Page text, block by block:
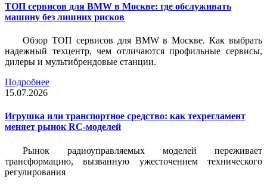
ТОП сервисов для BMW в Москве: где обслуживать
машину без лишних рисков
Обзор ТОП сервисов для BMW в Москве. Как выбрать
надежный техцентр, чем отличаются профильные сервисы,
дилеры и мультибрендовые станции.
Подробнее
15.07.2026
Игрушка или транспортное средство: как техрегламент
меняет рынок RC-моделей
Рынок радиоуправляемых моделей переживает
трансформацию, вызванную ужесточением технического
регулирования